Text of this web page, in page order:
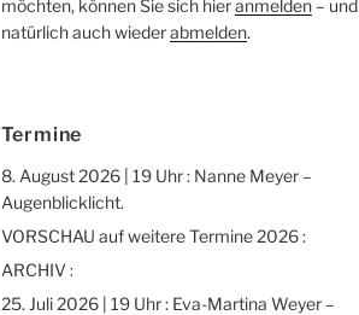
möchten, können Sie sich hieranmelden– und
natürlich auch wiederabmelden.
Termine
8. August 2026 | 19 Uhr : Nanne Meyer –
Augenblicklicht.
VORSCHAU auf weitere Termine 2026 :
ARCHIV :
25. Juli 2026 | 19 Uhr : Eva-Martina Weyer –